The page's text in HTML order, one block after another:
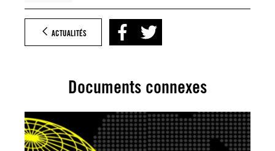
ACTUALITÉS
Documents connexes